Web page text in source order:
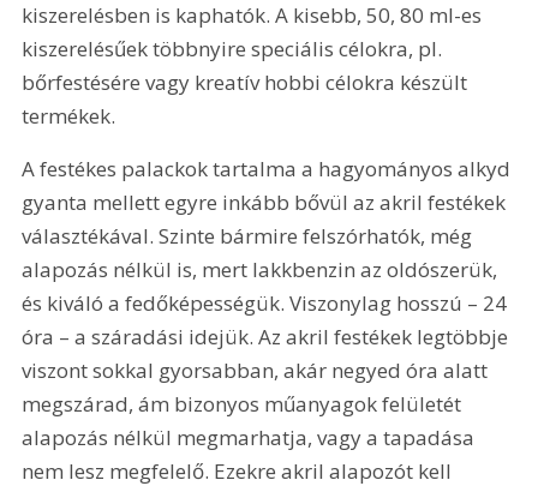
kiszerelésben is kaphatók. A kisebb, 50, 80 ml-es
kiszerelésűek többnyire speciális célokra, pl.
bőrfestésére vagy kreatív hobbi célokra készült
termékek.
A festékes palackok tartalma a hagyományos alkyd
gyanta mellett egyre inkább bővül az akril festékek
választékával. Szinte bármire felszórhatók, még
alapozás nélkül is, mert lakkbenzin az oldószerük,
és kiváló a fedőképességük. Viszonylag hosszú – 24
óra – a száradási idejük. Az akril festékek legtöbbje
viszont sokkal gyorsabban, akár negyed óra alatt
megszárad, ám bizonyos műanyagok felületét
alapozás nélkül megmarhatja, vagy a tapadása
nem lesz megfelelő. Ezekre akril alapozót kell